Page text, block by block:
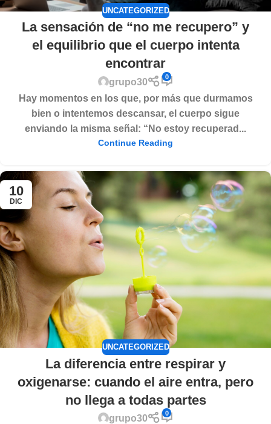
UNCATEGORIZED
La sensación de “no me recupero” y
el equilibrio que el cuerpo intenta
encontrar
grupo30
0
Hay momentos en los que, por más que durmamos
bien o intentemos descansar, el cuerpo sigue
enviando la misma señal: “No estoy recuperad...
Continue Reading
10
DIC
UNCATEGORIZED
La diferencia entre respirar y
oxigenarse: cuando el aire entra, pero
no llega a todas partes
grupo30
0